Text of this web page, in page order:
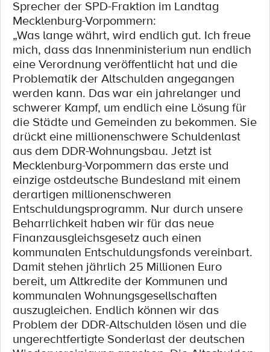
Sprecher der SPD-Fraktion im Landtag
Mecklenburg-Vorpommern:
„Was lange währt, wird endlich gut. Ich freue
mich, dass das Innenministerium nun endlich
eine Verordnung veröffentlicht hat und die
Problematik der Altschulden angegangen
werden kann. Das war ein jahrelanger und
schwerer Kampf, um endlich eine Lösung für
die Städte und Gemeinden zu bekommen. Sie
drückt eine millionenschwere Schuldenlast
aus dem DDR-Wohnungsbau. Jetzt ist
Mecklenburg-Vorpommern das erste und
einzige ostdeutsche Bundesland mit einem
derartigen millionenschweren
Entschuldungsprogramm. Nur durch unsere
Beharrlichkeit haben wir für das neue
Finanzausgleichsgesetz auch einen
kommunalen Entschuldungsfonds vereinbart.
Damit stehen jährlich 25 Millionen Euro
bereit, um Altkredite der Kommunen und
kommunalen Wohnungsgesellschaften
auszugleichen. Endlich können wir das
Problem der DDR-Altschulden lösen und die
ungerechtfertigte Sonderlast der deutschen